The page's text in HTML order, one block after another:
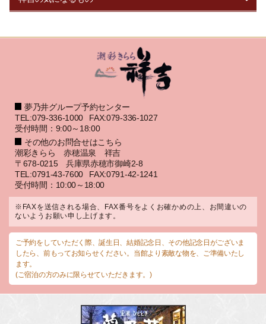
夢乃井グループ予約センター
TEL:079-336-1000
FAX:079-336-1027
受付時間：9:00～18:00
その他のお問合せはこちら
潮彩きらら 赤穂温泉 祥吉
〒678-0215 兵庫県赤穂市御崎2-8
TEL:0791-43-7600
FAX:0791-42-1241
受付時間：10:00～18:00
※FAXを送信される場合、FAX番号をよくお確かめの上、お間違いの
ないようお願い申し上げます。
ご予約をしていただく際、誕生日、結婚記念日、その他記念日がございま
したら、前もってお知らせください。当館より素敵な物を、ご準備いたし
ます。
(ご宿泊の方のみに限らせていただきます。)